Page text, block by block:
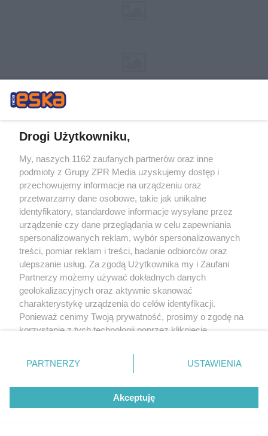
Żaden utwór zamieszczony w serwisie nie może być powielany i
rozpowszechniany lub dalej rozpowszechniany w jakikolwiek sposób (w
tym także elektroniczny lub mechaniczny) na jakimkolwiek polu
eksploatacji w jakiejkolwiek formie, włącznie z umieszczaniem w Internecie
bez pisemnej zgody właściciela praw. Jakiekolwiek użycie lub
wykorzystanie utworów w całości lub w części z naruszeniem prawa, tzn.
bez właściwej zgody, jest zabronione pod groźbą kary i może być ścigane
prawnie.
Drogi Użytkowniku,
My, naszych 1162 zaufanych partnerów oraz inne
podmioty z Grupy ZPR Media uzyskujemy dostęp i
przechowujemy informacje na urządzeniu oraz
przetwarzamy dane osobowe, takie jak unikalne
identyfikatory, standardowe informacje wysyłane przez
urządzenie czy dane przeglądania w celu zapewniania
spersonalizowanych reklam, wybór spersonalizowanych
treści, pomiar reklam i treści, badanie odbiorców oraz
ulepszanie usług. Za zgodą Użytkownika my i Zaufani
Partnerzy możemy używać dokładnych danych
geolokalizacyjnych oraz aktywnie skanować
charakterystykę urządzenia do celów identyfikacji.
Ponieważ cenimy Twoją prywatność, prosimy o zgodę na
korzystanie z tych technologii poprzez kliknięcie
zmienić/wycofać klikając przycisk ustawień prywatności
znajdujący się w lewym dolnym rogu strony
rodzaje przetwarzania danych nie wymagają zgody
użytkownika, ale masz prawo sprzeciwić się takiemu
przetwarzaniu. Preferencje będą miały zastosowanie tylko
PARTNERZY USTAWIENIA
Akceptuję